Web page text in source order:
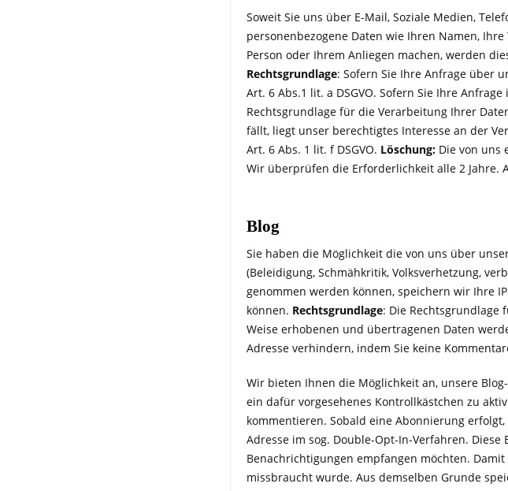
Soweit Sie uns über E-Mail, Soziale Medien,
personenbezogene Daten wie Ihren Namen,
Person oder Ihrem Anliegen machen, werden
Rechtsgrundlage: Sofern Sie Ihre Anfrage über
Art. 6 Abs.1 lit. a DSGVO. Sofern Sie Ihre
Rechtsgrundlage für die Verarbeitung Ihrer
fällt, liegt unser berechtigtes Interesse an der
Art. 6 Abs. 1 lit. f DSGVO. Löschung: Die von uns
Wir überprüfen die Erforderlichkeit alle 2 Jahre.
Blog
Sie haben die Möglichkeit die von uns über
(Beleidigung, Schmähkritik, Volksverhetzung,
genommen werden können, speichern wir Ihre
können. Rechtsgrundlage: Die Rechtsgrundlage
Weise erhobenen und übertragenen Daten
Adresse verhindern, indem Sie keine
Wir bieten Ihnen die Möglichkeit an, unsere
ein dafür vorgesehenes Kontrollkästchen zu
kommentieren. Sobald eine Abonnierung
Adresse im sog. Double-Opt-In-Verfahren.
Benachrichtigungen empfangen möchten.
missbraucht wurde. Aus demselben Grunde